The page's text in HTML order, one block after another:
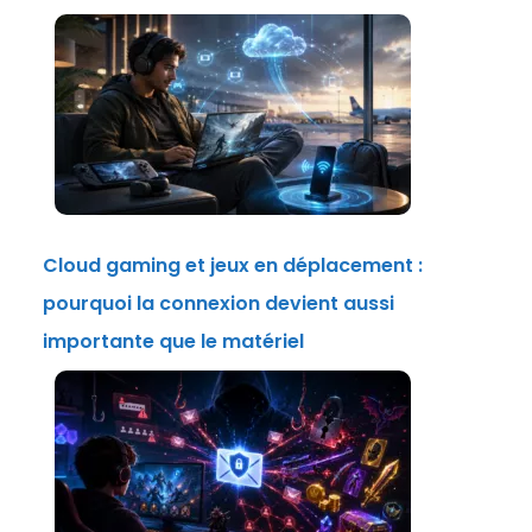
Cloud gaming et jeux en déplacement :
pourquoi la connexion devient aussi
importante que le matériel